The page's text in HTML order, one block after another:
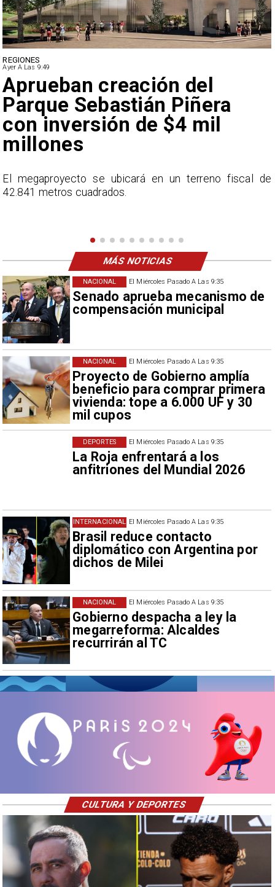
El Miércoles Pasado A Las 9:35
Senado aprueba mecanismo de
compensación municipal
NACIONAL
El Miércoles Pasado A Las 9:35
Proyecto de Gobierno amplía
beneficio para comprar primera
vivienda: tope a 6.000 UF y 30
mil cupos
NACIONAL
El Miércoles Pasado A Las 9:35
La Roja enfrentará a los
anfitriones del Mundial 2026
DEPORTES
El Miércoles Pasado A Las 9:35
Brasil reduce contacto
diplomático con Argentina por
dichos de Milei
INTERNACIONAL
El Miércoles Pasado A Las 9:35
Gobierno despacha a ley la
megarreforma: Alcaldes
recurrirán al TC
NACIONAL
DEPORTES
Ayer A Las 9:49
Claudio Bravo baja la
euforia sobre fichaje de
Vozinha
En el programa ESPN F90 Chile, Claudio Bravo ofrece
una visión más moderada sobre las expectativas del
MÁS NOTICIAS
CULTURA Y DEPORTES